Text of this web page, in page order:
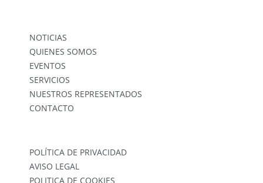
NOTICIAS
QUIENES SOMOS
EVENTOS
SERVICIOS
NUESTROS REPRESENTADOS
CONTACTO
POLÍTICA DE PRIVACIDAD
AVISO LEGAL
POLITICA DE COOKIES